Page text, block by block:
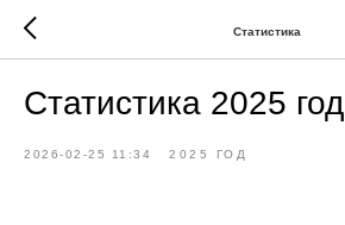
Статистика
Статистика 2025 год
2026-02-25 11:34 2025 ГОД